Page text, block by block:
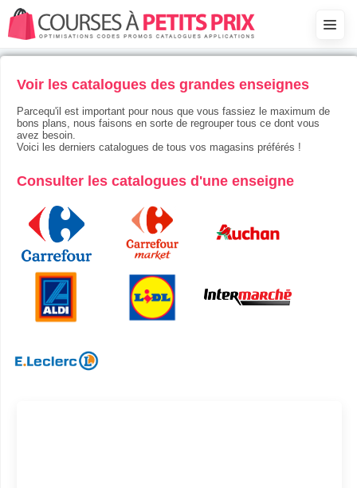
Voir les catalogues des grandes enseignes
Parcequ'il est important pour nous que vous fassiez le maximum de
bons plans, nous faisons en sorte de regrouper tous ce dont vous
avez besoin.
Voici les derniers catalogues de tous vos magasins préférés !
Consulter les catalogues d'une enseigne